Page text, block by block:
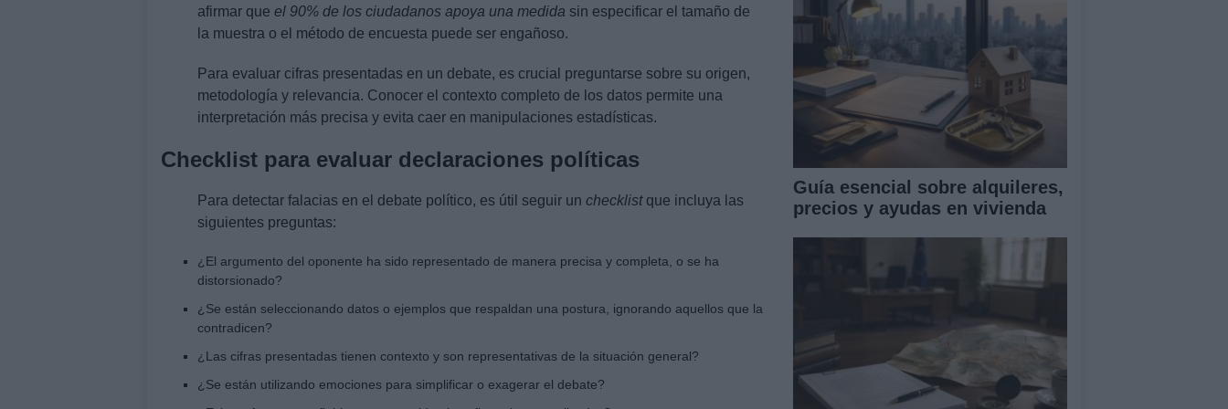
afirmar que el 90% de los ciudadanos apoya una medida sin especificar el tamaño de
la muestra o el método de encuesta puede ser engañoso.
Para evaluar cifras presentadas en un debate, es crucial preguntarse sobre su origen,
metodología y relevancia. Conocer el contexto completo de los datos permite una
interpretación más precisa y evita caer en manipulaciones estadísticas.
Checklist para evaluar declaraciones políticas
Para detectar falacias en el debate político, es útil seguir un checklistque incluya las
siguientes preguntas:
¿El argumento del oponente ha sido representado de manera precisa y completa, o se ha
distorsionado?
¿Se están seleccionando datos o ejemplos que respaldan una postura, ignorando aquellos que la
contradicen?
¿Las cifras presentadas tienen contexto y son representativas de la situación general?
¿Se están utilizando emociones para simplificar o exagerar el debate?
Guía esencial sobre alquileres,
precios y ayudas en vivienda